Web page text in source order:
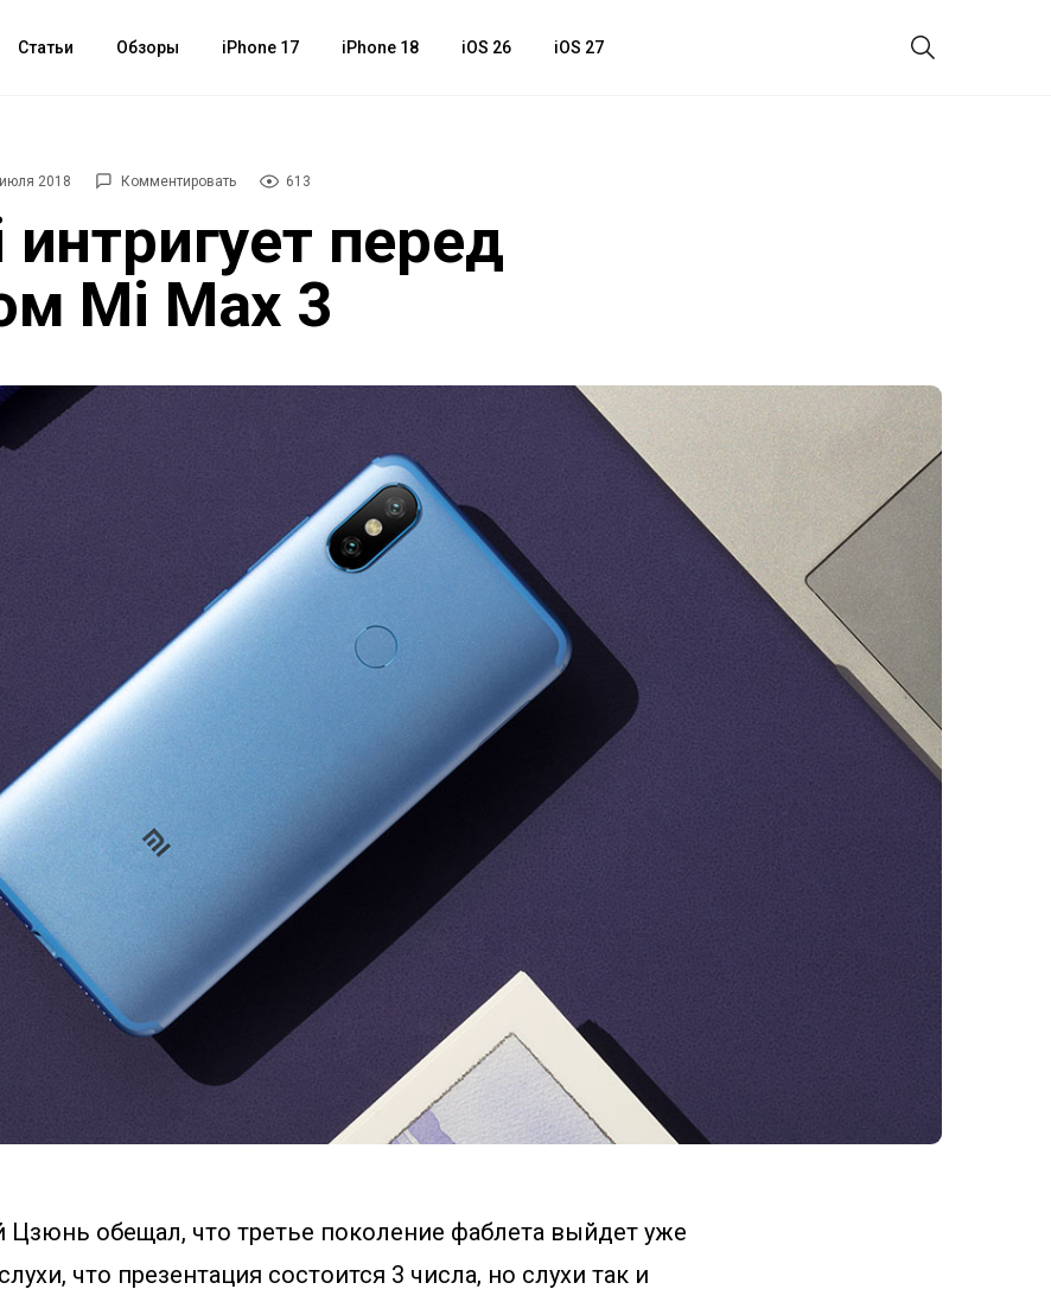
Статьи Обзоры iPhone 17 iPhone 18 iOS 26 iOS 27
2018 Комментировать 613
перед
Mi Max 3
Цзюнь обещал, что третье поколение фаблета выйдет уже
что презентация состоится 3 числа, но слухи так и